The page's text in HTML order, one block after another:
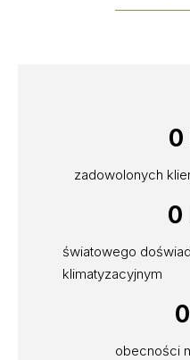
zadowolonych
0
światowego
klimatyzacyjnym
0
obecności
0